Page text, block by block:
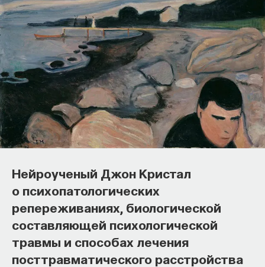
Нейроученый Джон Кристал
о психопатологических
репереживаниях, биологической
составляющей психологической
травмы и способах лечения
посттравматического расстройства